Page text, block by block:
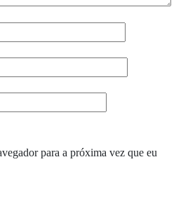
para a próxima vez que eu